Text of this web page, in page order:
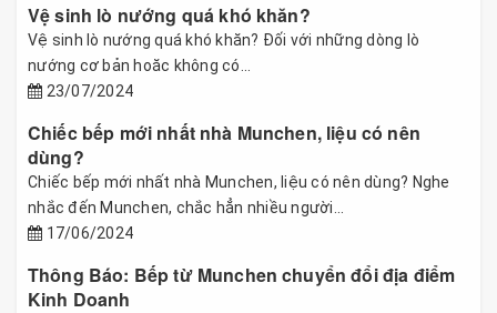
Vệ sinh lò nướng quá khó khăn?
Vệ sinh lò nướng quá khó khăn? Đối với những dòng lò
nướng cơ bản hoăc không có...
23/07/2024
Chiếc bếp mới nhất nhà Munchen, liệu có nên
dùng?
Chiếc bếp mới nhất nhà Munchen, liệu có nên dùng? Nghe
nhắc đến Munchen, chắc hẳn nhiều người...
17/06/2024
Thông Báo: Bếp từ Munchen chuyển đổi địa điểm
Kinh Doanh